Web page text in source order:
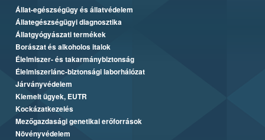
Állat-egészségügy és állatvédelem
Állategészségügyi diagnosztika
Állatgyógyászati termékek
Borászat és alkoholos italok
Élelmiszer- és takarmánybiztonság
Élelmiszerlánc-biztonsági laborhálózat
Járványvédelem
Kiemelt ügyek, EUTR
Kockázatkezelés
Mezőgazdasági genetikai erőforrások
Növényvédelem